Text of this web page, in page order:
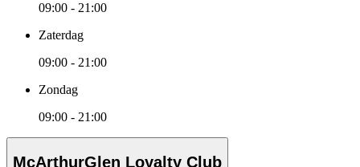
09:00 - 21:00
Zaterdag
09:00 - 21:00
Zondag
09:00 - 21:00
McArthurGlen Loyalty Club